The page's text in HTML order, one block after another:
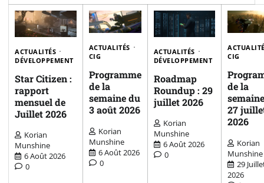
ACTUALITÉS
DÉVELOPPEMENT
Star Citizen :
rapport
mensuel de
Juillet 2026
Korian
Munshine
6 Août 2026
0
ACTUALITÉS
CIG
Programme
de la
semaine du
3 août 2026
Korian
Munshine
6 Août 2026
0
ACTUALITÉS
DÉVELOPPEMENT
Roadmap
Roundup : 29
juillet 2026
Korian
Munshine
6 Août 2026
0
CIG
de la
27
2026
Korian
Munshine
29
2026